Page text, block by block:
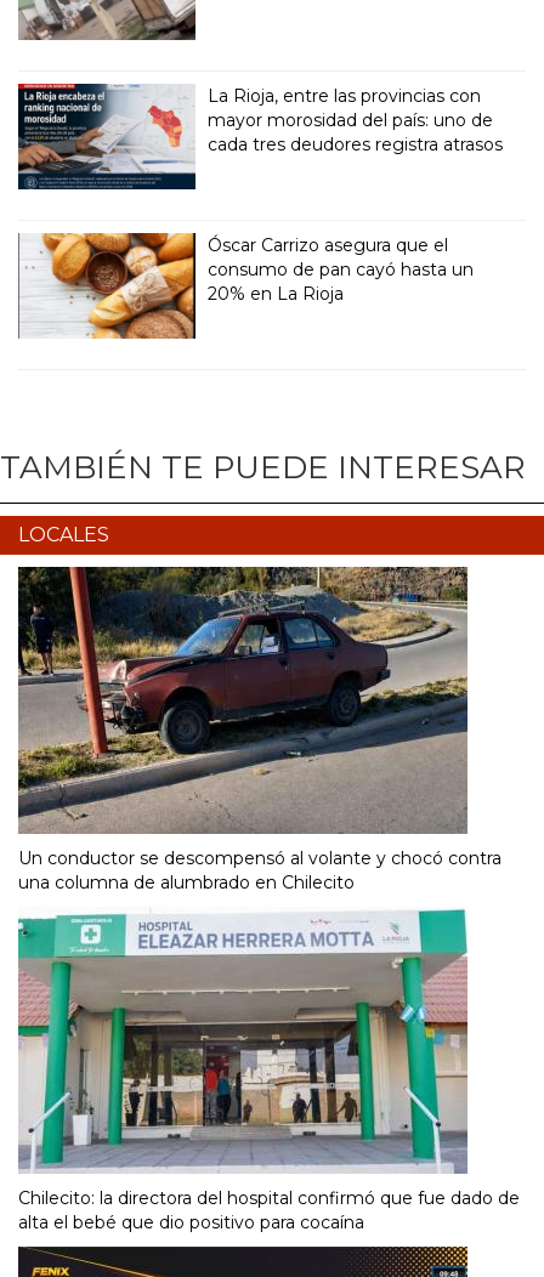
La Rioja, entre las provincias con
mayor morosidad del país: uno de
cada tres deudores registra atrasos
Óscar Carrizo asegura que el
consumo de pan cayó hasta un
20% en La Rioja
TAMBIÉN TE PUEDE INTERESAR
LOCALES
Un conductor se descompensó al volante y chocó contra
una columna de alumbrado en Chilecito
Chilecito: la directora del hospital confirmó que fue dado de
alta el bebé que dio positivo para cocaína